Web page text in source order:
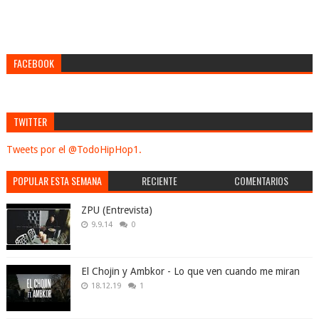
FACEBOOK
TWITTER
Tweets por el @TodoHipHop1.
POPULAR ESTA SEMANA RECIENTE COMENTARIOS
ZPU (Entrevista)
9.9.14 0
El Chojin y Ambkor - Lo que ven cuando me miran
18.12.19 1